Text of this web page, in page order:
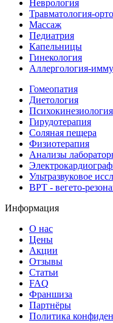
Неврология
Травматология-
Массаж
Педиатрия
Капельницы
Гинекология
Аллергология-
Гомеопатия
Диетология
Психокинезиология
Гирудотерапия
Соляная пещера
Физиотерапия
Анализы
Ультразвуковое
ВРТ - вегето-
Информация
О нас
Цены
Акции
Отзывы
Статьи
FAQ
Франшиза
Партнёры
Политика